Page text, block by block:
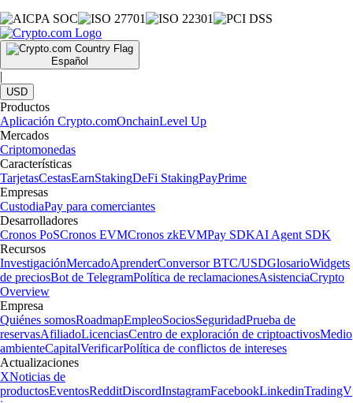
Español
|
USD
Productos
Aplicación Crypto.comOnchainLevel Up
Mercados
Criptomonedas
Características
TarjetasCestasEarnStakingDeFi StakingPayPrime
Empresas
CustodiaPay para comerciantes
Desarrolladores
Cronos PoSCronos EVMCronos zkEVMPay SDKAI Agent SDK
Recursos
InvestigaciónMercadoAprenderConversor BTC/USDGlosarioWidgets
de preciosBot de TelegramPolítica de reclamacionesAsistenciaCrypto
Overview
Empresa
Quiénes somosRoadmapEmpleoSociosSeguridadPrueba de
reservasAfiliadoLicenciasCentro de exploración de criptoactivosMedio
ambienteCapitalVerificarPolítica de conflictos de intereses
Actualizaciones
XNoticias de
productosEventosRedditDiscordInstagramFacebookLinkedinTradingV